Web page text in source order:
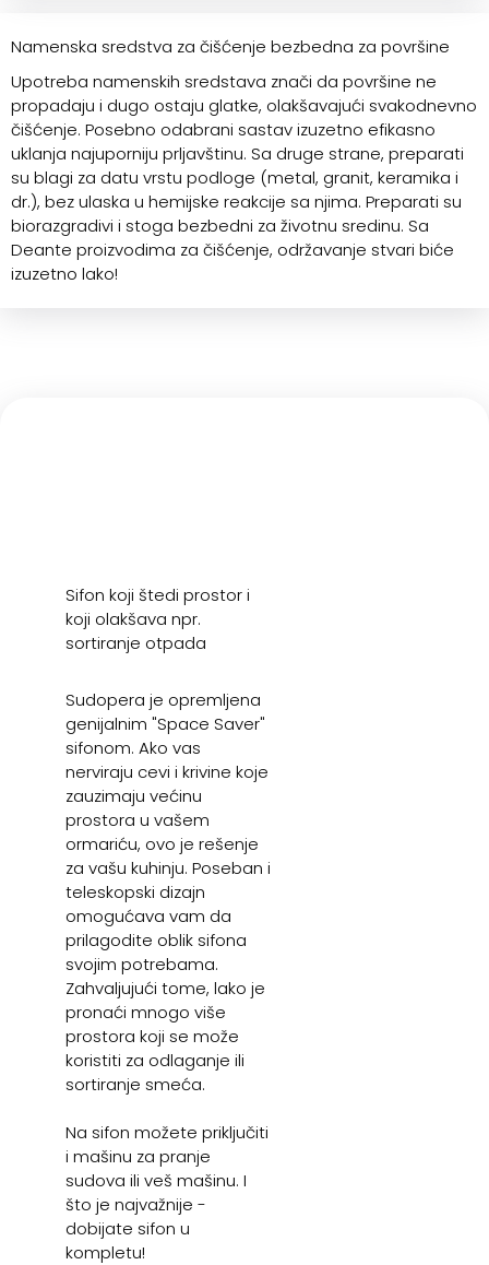
Namenska sredstva za čišćenje bezbedna za površine
Upotreba namenskih sredstava znači da površine ne
propadaju i dugo ostaju glatke, olakšavajući svakodnevno
čišćenje. Posebno odabrani sastav izuzetno efikasno
uklanja najuporniju prljavštinu. Sa druge strane, preparati
su blagi za datu vrstu podloge (metal, granit, keramika i
dr.), bez ulaska u hemijske reakcije sa njima. Preparati su
biorazgradivi i stoga bezbedni za životnu sredinu. Sa
Deante proizvodima za čišćenje, održavanje stvari biće
izuzetno lako!
Sifon koji štedi prostor i
koji olakšava npr.
sortiranje otpada
Sudopera je opremljena
genijalnim "Space Saver"
sifonom. Ako vas
nerviraju cevi i krivine koje
zauzimaju većinu
prostora u vašem
ormariću, ovo je rešenje
za vašu kuhinju. Poseban i
teleskopski dizajn
omogućava vam da
prilagodite oblik sifona
svojim potrebama.
Zahvaljujući tome, lako je
pronaći mnogo više
prostora koji se može
koristiti za odlaganje ili
sortiranje smeća.
Na sifon možete priključiti
i mašinu za pranje
sudova ili veš mašinu. I
što je najvažnije -
dobijate sifon u
kompletu!